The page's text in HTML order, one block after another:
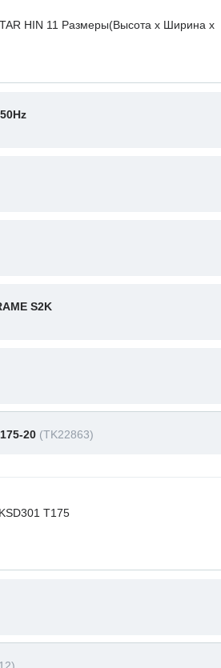
HIN 11 Размеры(Высота х Ширина х
S2K
20 (TK22863)
T175